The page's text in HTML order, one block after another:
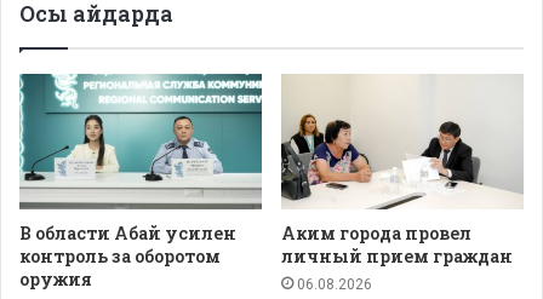
Осы айдарда
В области Абай усилен
контроль за оборотом
оружия
Аким города провел
личный прием граждан
06.08.2026